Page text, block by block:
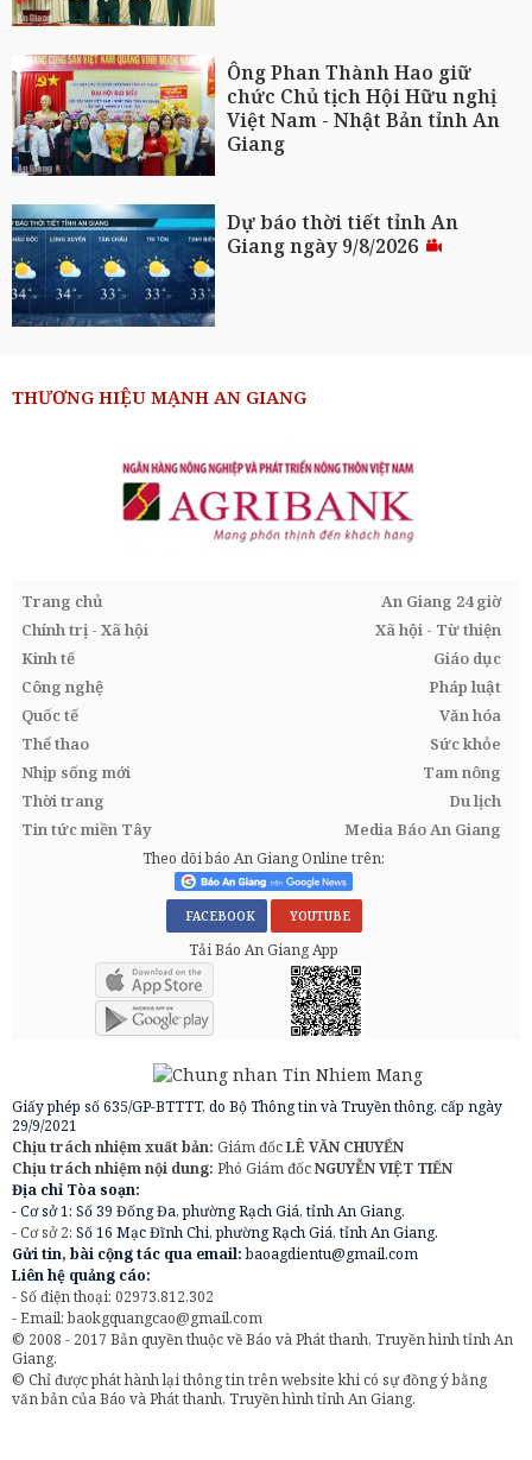
Ông Phan Thành Hao giữ
chức Chủ tịch Hội Hữu nghị
Việt Nam - Nhật Bản tỉnh An
Giang
Dự báo thời tiết tỉnh An
Giang ngày 9/8/2026
THƯƠNG HIỆU MẠNH AN GIANG
Trang chủ
An Giang 24 giờ
Chính trị - Xã hội
Xã hội - Từ thiện
Kinh tế
Giáo dục
Công nghệ
Pháp luật
Quốc tế
Văn hóa
Thể thao
Sức khỏe
Nhịp sống mới
Tam nông
Thời trang
Du lịch
Tin tức miền Tây
Media Báo An Giang
Theo dõi báo An Giang Online trên:
FACEBOOK YOUTUBE
Tải Báo An Giang App
Giấy phép số 635/GP-BTTTT, do Bộ Thông tin và Truyền thông, cấp ngày
29/9/2021
Chịu trách nhiệm xuất bản: Giám đốcLÊ VĂN CHUYỂN
Chịu trách nhiệm nội dung: Phó Giám đốcNGUYỄN VIỆT TIẾN
Địa chỉ Tòa soạn:
- Cơ sở 1: Số 39 Đống Đa, phường Rạch Giá, tỉnh An Giang.
- Cơ sở 2: Số 16 Mạc Đĩnh Chi, phường Rạch Giá, tỉnh An Giang.
Gửi tin, bài cộng tác qua email:baoagdientu@gmail.com
Liên hệ quảng cáo:
- Số điện thoại: 02973.812.302
- Email:baokgquangcao@gmail.com
© 2008 - 2017 Bản quyền thuộc về Báo và Phát thanh, Truyền hình tỉnh An
Giang.
© Chỉ được phát hành lại thông tin trên website khi có sự đồng ý bằng
văn bản của Báo và Phát thanh, Truyền hình tỉnh An Giang.